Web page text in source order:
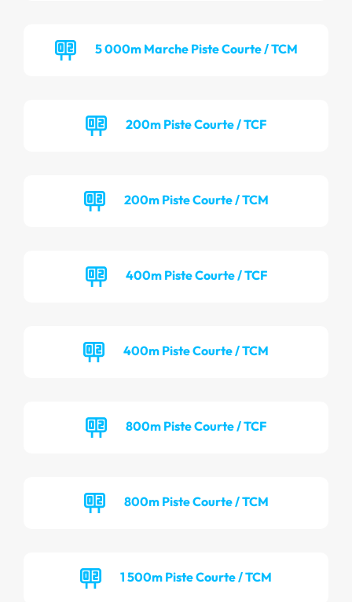
5 000m Marche Piste Courte / TCM
200m Piste Courte / TCF
200m Piste Courte / TCM
400m Piste Courte / TCF
400m Piste Courte / TCM
800m Piste Courte / TCF
800m Piste Courte / TCM
1 500m Piste Courte / TCM